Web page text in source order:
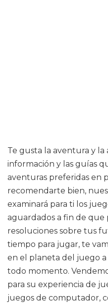
Te gusta la aventura y la
información y las guías
aventuras preferidas en
recomendarte bien,
examinará para ti los
aguardados a fin de que
resoluciones sobre tus
tiempo para jugar, te
en el planeta del juego
todo momento.
para su experiencia de
juegos de computador,